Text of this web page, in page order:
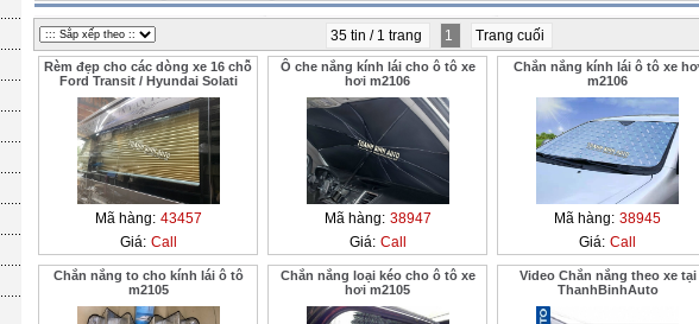
35 tin / 1 trang 1 Trang cuối
Rèm đẹp cho các dòng xe 16 chỗ
Ford Transit / Hyundai Solati
Mã hàng: 43457
Giá: Call
Ô che nắng kính lái cho ô tô xe
hơi m2106
Mã hàng: 38947
Giá: Call
Chắn nắng kính lái ô tô xe
m2106
Mã hàng: 38945
Giá: Call
Chắn nắng to cho kính lái ô tô
m2105
Chắn nắng loại kéo cho ô tô xe
hơi m2105
Video Chắn nắng theo xe tại
ThanhBinhAuto